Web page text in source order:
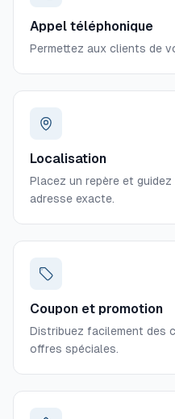
Appel téléphonique
Permettez aux clients de
Localisation
Placez un repère et
adresse exacte.
Coupon et promotion
Distribuez facilement des
offres spéciales.